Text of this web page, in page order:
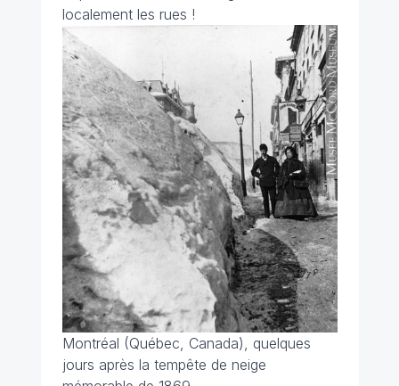
localement les rues !
Montréal (Québec, Canada), quelques
jours après la tempête de neige